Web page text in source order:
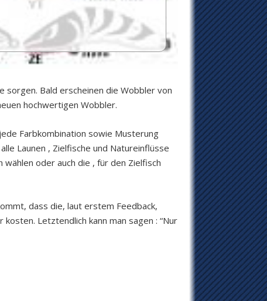
Bald erscheinen die Wobbler von
hochwertigen Wobbler.
Farbkombination sowie Musterung
Launen , Zielfische und Natureinflüsse
oder auch die , für den Zielfisch
dass die, laut erstem Feedback,
Letztendlich kann man sagen : “Nur